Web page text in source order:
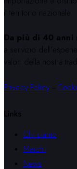
il territorio nazionale.
Da più di 40 anni
a servizio
valori della nostra
Privacy Policy
Links
Chi siamo
Marchi
News